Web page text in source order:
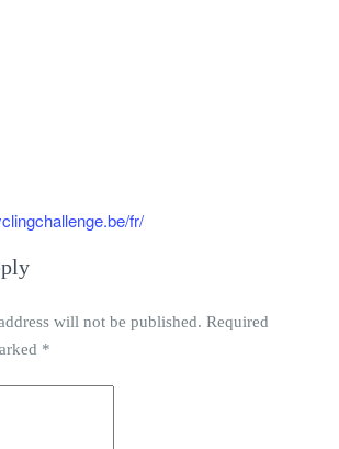
fr/
will not be published. Required
*